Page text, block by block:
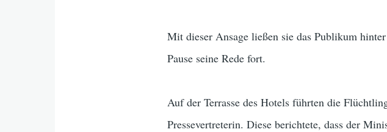
Mit dieser Ansage ließen sie das Publikum
Pause seine Rede fort.
Auf der Terrasse des Hotels führten die
Pressevertreterin. Diese berichtete, dass der